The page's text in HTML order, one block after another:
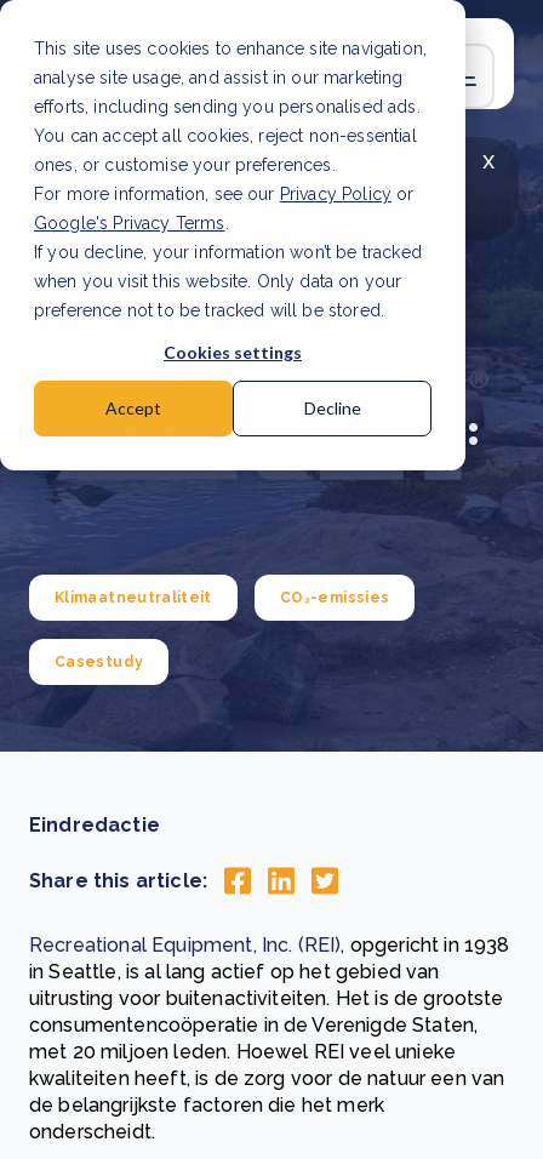
This site uses cookies to enhance site navigation,
analyse site usage, and assist in our marketing
efforts, including sending you personalised ads.
You can accept all cookies, reject non-essential
ones, or customise your preferences.
For more information, see our Privacy Policy or
Google's Privacy Terms
If you decline, your information won’t be tracked
when you visit this website. Only data on your
preference not to be tracked will be stored.
Cookies settings
Accept Decline
x
LAATSTE ARTIKEL
CSRD en uw positie als
leverancier: wat verandert er in 2026?Lees
artikel
Recreational
Equipment, Inc. (REI):
Klimaatneutraliteit CO₂-emissies
Casestudy
Eindredactie
Share this article:
Recreational Equipment, Inc. (REI), opgericht in 1938
in Seattle, is al lang actief op het gebied van
uitrusting voor buitenactiviteiten. Het is de grootste
consumentencoöperatie in de Verenigde Staten,
met 20 miljoen leden. Hoewel REI veel unieke
kwaliteiten heeft, is de zorg voor de natuur een van
de belangrijkste factoren die het merk
onderscheidt.